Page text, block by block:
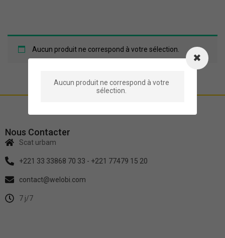
Aucun produit ne correspond à votre sélection.
Nous Contacter
Scat urbam
+221 33 33868 70 33 - +221 77479 15 20
contact@welobi.com
7 j/7
Aucun produit ne correspond à votre
sélection.